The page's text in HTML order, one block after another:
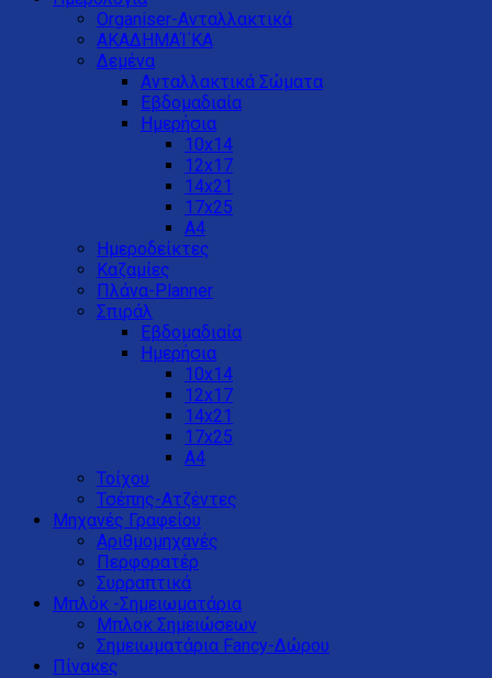
Organiser-Ανταλλακτικά
ΑΚΑΔΗΜΑΊ΄ΚΑ
Δεμένα
Ανταλλακτικά Σώματα
Εβδομαδιαία
Ημερήσια
10x14
12x17
14x21
17x25
Α4
Ημεροδείκτες
Καζαμίες
Πλάνα-Planner
Σπιράλ
Εβδομαδιαία
Ημερήσια
10x14
12x17
14x21
17x25
Α4
Τοίχου
Τσέπης-Ατζέντες
Μηχανές Γραφείου
Αριθμομηχανές
Περφορατέρ
Συρραπτικά
Μπλόκ -Σημειωματάρια
Μπλοκ Σημειώσεων
Σημειωματάρια Fancy-Δώρου
Πίνακες